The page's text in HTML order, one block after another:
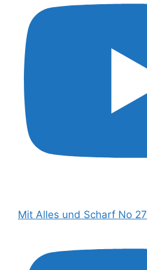
Mit Alles und Scharf No 27